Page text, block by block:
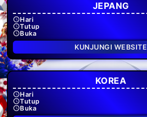
JEPANG
Hari
Tutup
Buka
KUNJUNGI WEBSITE
KOREA
Hari
Tutup
Buka